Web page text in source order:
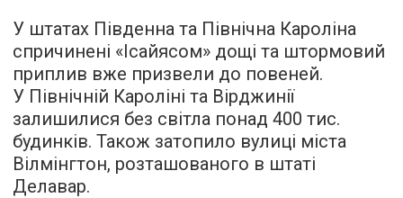
У штатах Південна та Північна Кароліна
спричинені «Ісайясом» дощі та штормовий
приплив вже призвели до повеней.
У Північній Кароліні та Вірджинії
залишилися без світла понад 400 тис.
будинків. Також затопило вулиці міста
Вілмінгтон, розташованого в штаті
Делавар.